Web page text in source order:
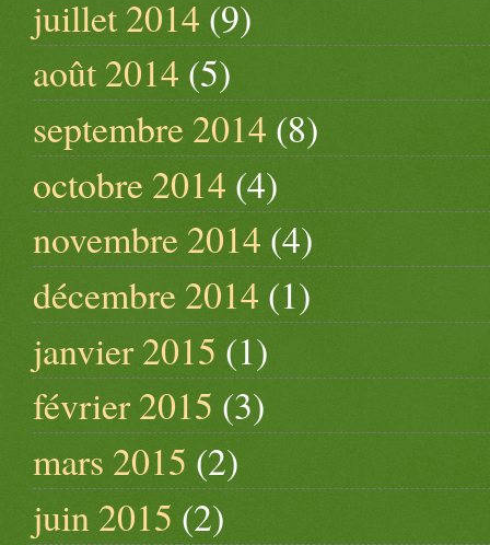
juillet 2014 (9)
août 2014 (5)
septembre 2014 (8)
octobre 2014 (4)
novembre 2014 (4)
décembre 2014 (1)
janvier 2015 (1)
février 2015 (3)
mars 2015 (2)
juin 2015 (2)